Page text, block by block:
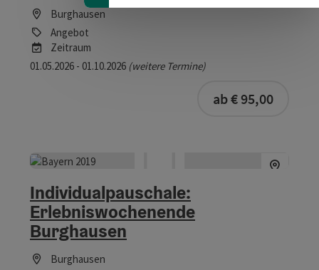
Burghausen
Angebot
Zeitraum
01.05.2026 - 01.10.2026 (weitere Termine)
ab € 95,00
Individualpauschale:
Erlebniswochenende
Burghausen
Burghausen